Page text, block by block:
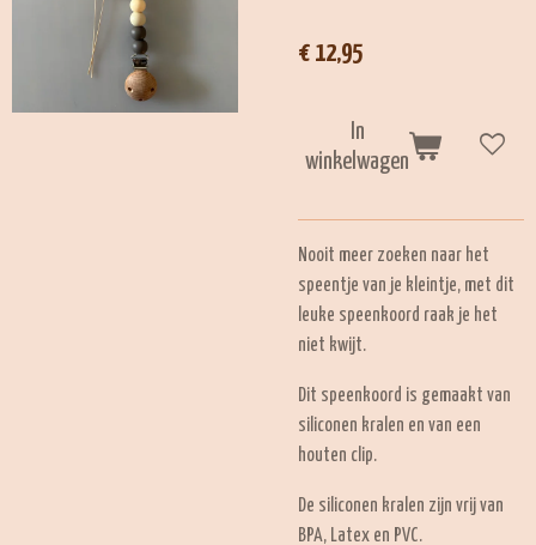
€ 12,95
In
winkelwagen
Nooit meer zoeken naar het
speentje van je kleintje, met dit
leuke speenkoord raak je het
niet kwijt.
Dit speenkoord is gemaakt van
siliconen kralen en van een
houten clip.
De siliconen kralen zijn vrij van
BPA, Latex en PVC.